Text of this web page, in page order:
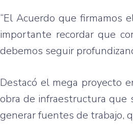
“El Acuerdo que firmamos
importante recordar que
debemos seguir
Destacó el mega proyecto
obra de infraestructura que
generar fuentes de trabajo,